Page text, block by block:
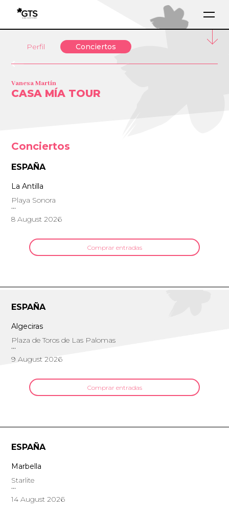
Perfil Conciertos
Vanesa Martín
CASA MÍA TOUR
Conciertos
ESPAÑA
La Antilla
Playa Sonora
8 August 2026
Comprar entradas
ESPAÑA
Algeciras
Plaza de Toros de Las Palomas
9 August 2026
Comprar entradas
ESPAÑA
Marbella
Starlite
14 August 2026